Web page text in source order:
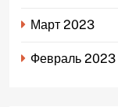
Март 2023
Февраль 2023